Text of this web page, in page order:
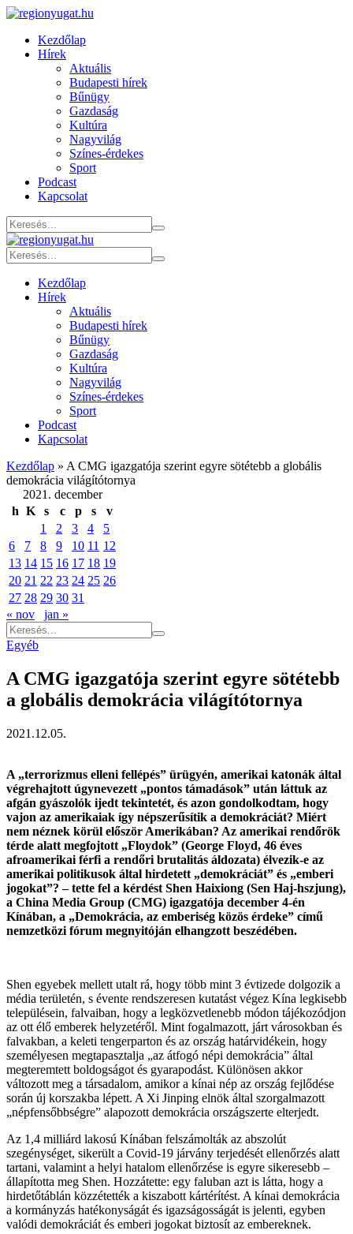
Kezdőlap
Hírek
Aktuális
Budapesti hírek
Bűnügy
Gazdaság
Kultúra
Nagyvilág
Színes-érdekes
Sport
Podcast
Kapcsolat
Kezdőlap
Hírek
Aktuális
Budapesti hírek
Bűnügy
Gazdaság
Kultúra
Nagyvilág
Színes-érdekes
Sport
Podcast
Kapcsolat
Kezdőlap » A CMG igazgatója szerint egyre sötétebb a globális
demokrácia világítótornya
2021. december
h K s c p s
v
1
2 3 4
5
6
7 8 9 10 11 12
13 14 15 16 17 18 19
20 21 22 23 24 25 26
27 28 29 30 31
« nov
jan »
Egyéb
A CMG igazgatója szerint egyre sötétebb
a globális demokrácia világítótornya
2021.12.05.
A „terrorizmus elleni fellépés” ürügyén, amerikai katonák által
végrehajtott úgynevezett „pontos támadások” után láttuk az
afgán gyászolók ijedt tekintetét, és azon gondolkodtam, hogy
vajon az amerikaiak így népszerűsítik a demokráciát? Miért
nem néznek körül először Amerikában? Az amerikai rendőrök
térde alatt megfojtott „Floydok” (George Floyd, 46 éves
afroamerikai férfi a rendőri brutalitás áldozata) élvezik-e az
amerikai politikusok által hirdetett „demokráciát” és „emberi
jogokat”? – tette fel a kérdést Shen Haixiong (Sen Haj-hszjung),
a China Media Group (CMG) igazgatója december 4-én
Kínában, a „Demokrácia, az emberiség közös érdeke” című
nemzetközi fórum megnyitóján elhangzott beszédében.
Shen egyebek mellett utalt rá, hogy több mint 3 évtizede dolgozik a
média területén, s évente rendszeresen kutatást végez Kína legkisebb
településein, falvaiban, hogy a legközvetlenebb módon tájékozódjon
az ott élő emberek helyzetéről. Mint fogalmazott, járt városokban és
falvakban, a keleti tengerparton és az ország határvidékein, hogy
személyesen megtapasztalja „az átfogó népi demokrácia” által
megteremtett boldogságot és gyarapodást. Különösen akkor
változott meg a társadalom, amikor a kínai nép az ország fejlődése
során új korszakba lépett. A Xi Jinping elnök által szorgalmazott
„népfensőbbségre” alapozott demokrácia országszerte elterjedt.
Az 1,4 milliárd lakosú Kínában felszámolták az abszolút
szegénységet, sikerült a Covid-19 járvány terjedését ellenőrzés alatt
tartani, valamint a helyi hatalom ellenőrzése is egyre sikeresebb –
állapította meg Shen. Hozzátette: egy faluban azt is látta, hogy a
hirdetőtáblán közzétették a kiszabott kártérítést. A kínai demokrácia
a kormányzás hatékonyságát és igazságosságát is jelenti, egyben
valódi demokráciát és emberi jogokat biztosít az embereknek.